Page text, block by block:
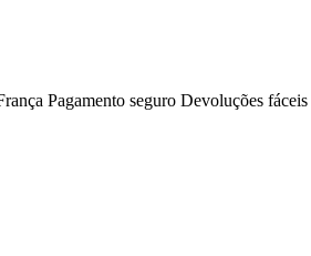
Pagamento seguro Devoluções fáceis